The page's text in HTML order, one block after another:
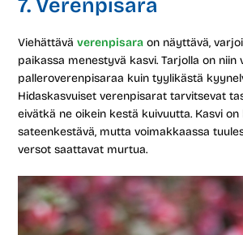
7. Verenpisara
Viehättäväverenpisara on näyttävä,
paikassa menestyvä kasvi. Tarjolla on niin
palleroverenpisaraa kuin tyylikästä
Hidaskasvuiset verenpisarat tarvitsevat
eivätkä ne oikein kestä kuivuutta. Kasvi
sateenkestävä, mutta voimakkaassa
versot saattavat murtua.